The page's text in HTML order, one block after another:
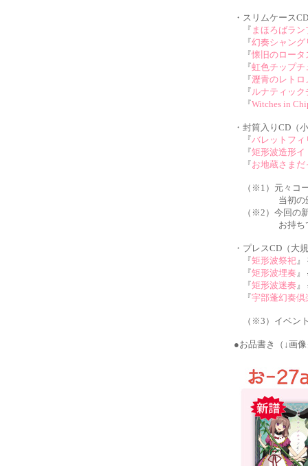
・スリムケース
『 まほろばラン
『幻奏シャング
『懐旧のロータ
『虹色チップチ
『瀝青のレトロ
『 ルナティッ
『Witches in
・封筒入りCD（
『バレットフ
『矩形波造形イ
『お地蔵さま
（※1）元々コー
当初の頒布価
（※2）今回の新
お持ちでない
・プレスCD（大
『矩形波祭祀 』
『矩形波埋奏 』
『矩形波迷奏 』
『宇部蓬幻奏倶
（※3）イベント
●お品書き（↓画